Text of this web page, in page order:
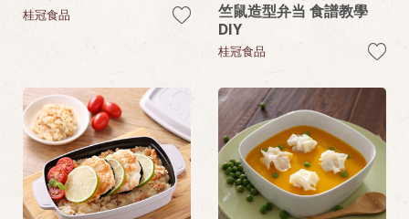
桂冠食品
竺鼠造型弁当 食譜教學
DIY
桂冠食品